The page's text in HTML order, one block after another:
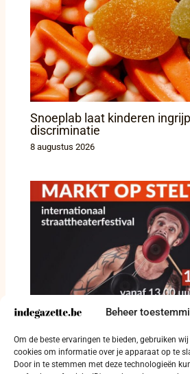
Beheer
Om de beste ervaringen te bieden, gebruiken
cookies om informatie over je apparaat op te
Door in te stemmen met deze technologieën
Snoeplab laat kinderen
discriminatie
8 augustus 2026
Straattheater krijgt vrije baan
in Diksmuide
8 augustus 2026